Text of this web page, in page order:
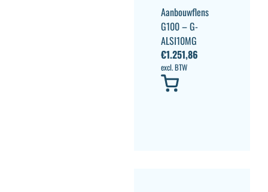
Aanbouwflens
G100 – G-
ALSI10MG
€1.251,86
excl. BTW